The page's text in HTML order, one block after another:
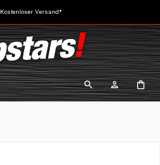
Kostenloser Versand*